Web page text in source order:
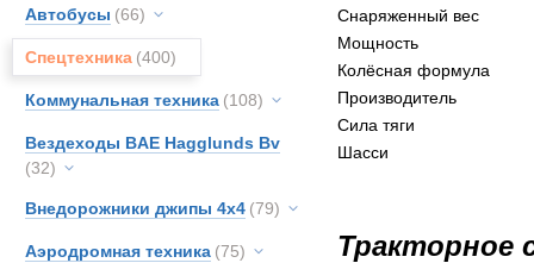
Автобусы (66)
Спецтехника (400)
Коммунальная техника (108)
Вездеходы BAE Hagglunds Bv
(32)
Внедорожники джипы 4х4 (79)
Аэродромная техника (75)
Снаряженный вес
Мощность
Колёсная формула
Производитель
Сила тяги
Шасси
Тракторное